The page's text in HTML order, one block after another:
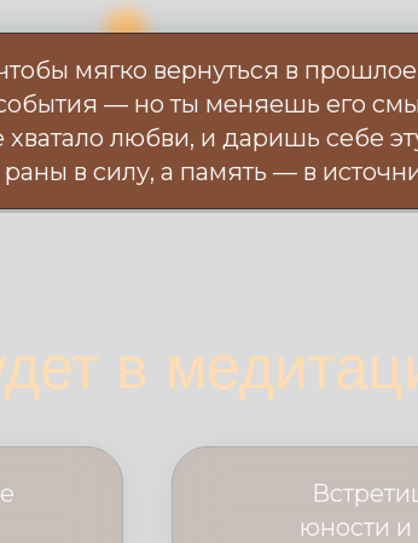
мягко вернуться в
— но ты меняешь его
хватало любви, и даришь себе
в силу, а память — в
в
юности и